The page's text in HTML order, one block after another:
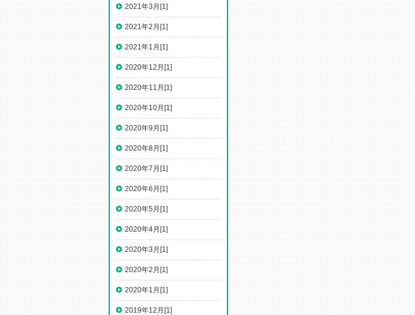
2021年3月[1]
2021年2月[1]
2021年1月[1]
2020年12月[1]
2020年11月[1]
2020年10月[1]
2020年9月[1]
2020年8月[1]
2020年7月[1]
2020年6月[1]
2020年5月[1]
2020年4月[1]
2020年3月[1]
2020年2月[1]
2020年1月[1]
2019年12月[1]